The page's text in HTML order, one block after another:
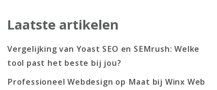
Laatste artikelen
Vergelijking van Yoast SEO en SEMrush: Welke
tool past het beste bij jou?
Professioneel Webdesign op Maat bij Winx Web